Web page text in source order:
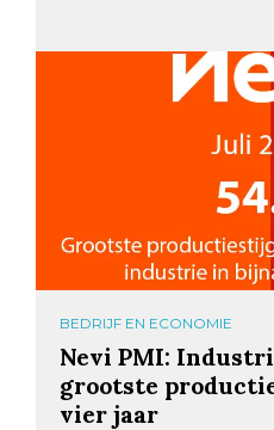
BEDRIJF EN ECONOMIE
Nevi PMI:
grootste
vier jaar